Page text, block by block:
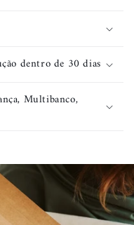
dentro de 30 dias
Multibanco,